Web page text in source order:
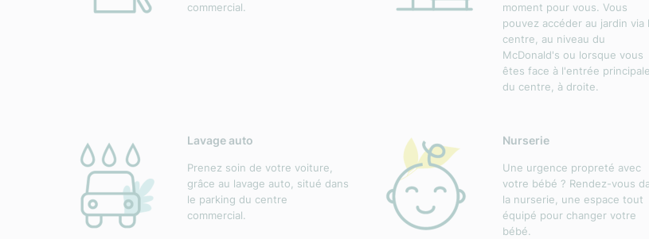
commercial.
moment pour vous. Vous
pouvez accéder au jardin via
centre, au niveau du
McDonald's ou lorsque vous
êtes face à l'entrée principale
du centre, à droite.
Lavage auto
Prenez soin de votre voiture,
grâce au lavage auto, situé dans
le parking du centre
commercial.
Nurserie
Une urgence propreté avec
votre bébé ? Rendez-vous
la nurserie, une espace tout
équipé pour changer votre
bébé.